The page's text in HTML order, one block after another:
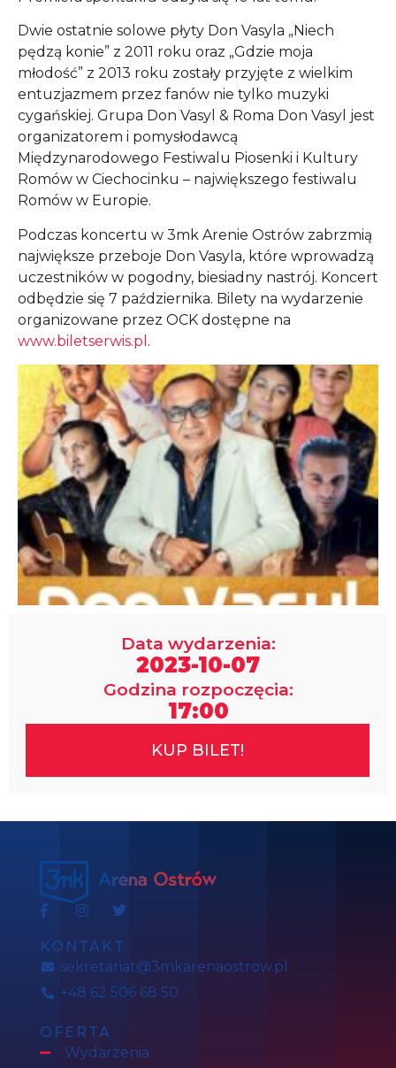
Dwie ostatnie solowe płyty Don Vasyla „Niech
pędzą konie” z 2011 roku oraz „Gdzie moja
młodość” z 2013 roku zostały przyjęte z wielkim
entuzjazmem przez fanów nie tylko muzyki
cygańskiej. Grupa Don Vasyl & Roma Don Vasyl jest
organizatorem i pomysłodawcą
Międzynarodowego Festiwalu Piosenki i Kultury
Romów w Ciechocinku – największego festiwalu
Romów w Europie.
Podczas koncertu w 3mk Arenie Ostrów zabrzmią
największe przeboje Don Vasyla, które wprowadzą
uczestników w pogodny, biesiadny nastrój. Koncert
odbędzie się 7 października. Bilety na wydarzenie
organizowane przez OCK dostępne na
www.biletserwis.pl .
Data wydarzenia:
2023-10-07
Godzina rozpoczęcia:
17:00
KUP BILET!
KONTAKT
sekretariat@3mkarenaostrow.pl
+48 62 506 68 50
OFERTA
Wydarzenia